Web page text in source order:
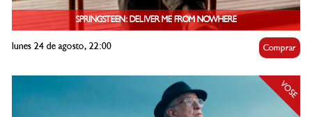
SPRINGSTEEN: DELIVER ME FROM NOWHERE
lunes 24 de agosto, 22:00 Comprar
VOSE